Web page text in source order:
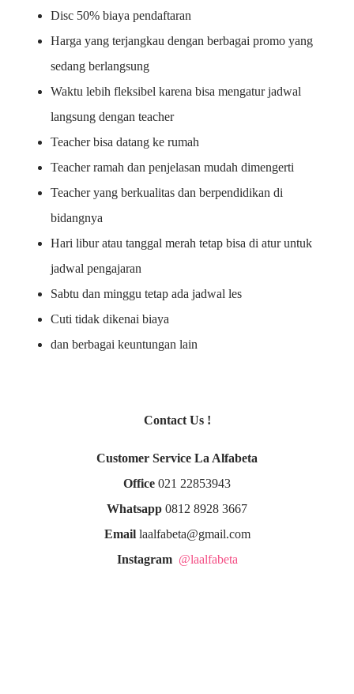
Disc 50% biaya pendaftaran
Harga yang terjangkau dengan berbagai promo yang
sedang berlangsung
Waktu lebih fleksibel karena bisa mengatur jadwal
langsung dengan teacher
Teacher bisa datang ke rumah
Teacher ramah dan penjelasan mudah dimengerti
Teacher yang berkualitas dan berpendidikan di
bidangnya
Hari libur atau tanggal merah tetap bisa di atur untuk
jadwal pengajaran
Sabtu dan minggu tetap ada jadwal les
Cuti tidak dikenai biaya
dan berbagai keuntungan lain
Contact Us !
Customer Service La Alfabeta
Office 021 22853943
Whatsapp 0812 8928 3667
Emaillaalfabeta@gmail.com
Instagram @laalfabeta